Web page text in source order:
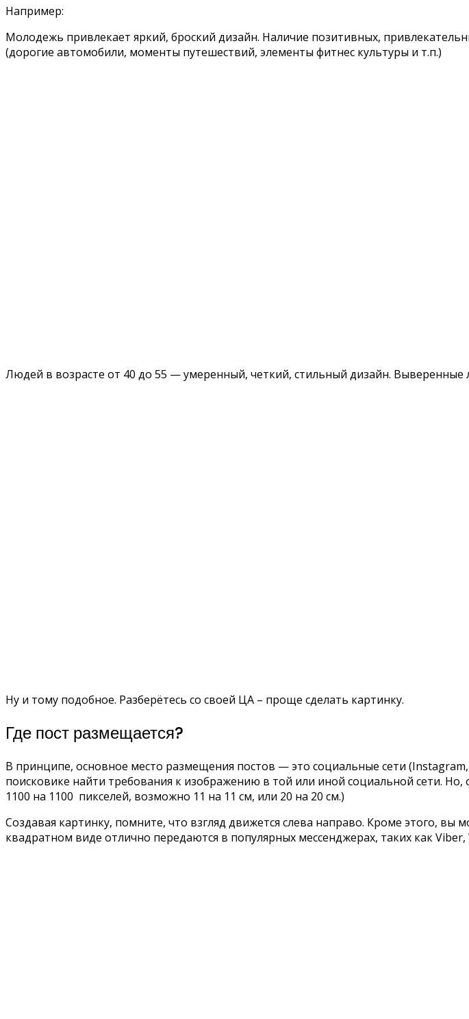
Например:
Молодежь привлекает яркий, броский дизайн. Наличие позитивных,
(дорогие автомобили, моменты путешествий, элементы фитнес культуры и т.п.)
Людей в возрасте от 40 до 55 — умеренный, четкий, стильный дизайн. Выверенные
Ну и тому подобное. Разберётесь со своей ЦА – проще сделать картинку.
Где пост размещается?
В принципе, основное место размещения постов — это социальные сети
поисковике найти требования к изображению в той или иной социальной сети.
1100 на 1100 пикселей, возможно 11 на 11 см, или 20 на 20 см.)
Создавая картинку, помните, что взгляд движется слева направо. Кроме этого,
квадратном виде отлично передаются в популярных мессенджерах, таких как